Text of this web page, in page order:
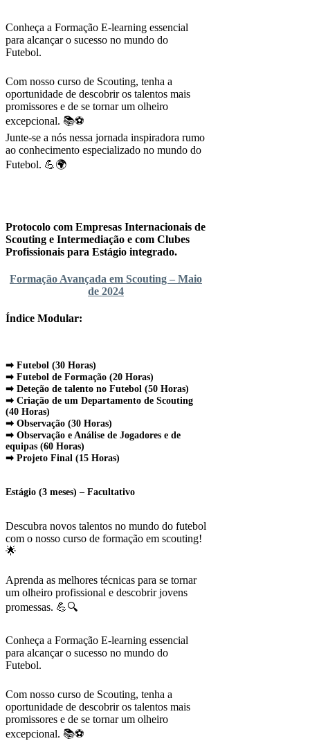
Conheça a Formação E-learning essencial
para alcançar o sucesso no mundo do
Futebol.
Com nosso curso de Scouting, tenha a
oportunidade de descobrir os talentos mais
promissores e de se tornar um olheiro
excepcional. 📚⚽️
Junte-se a nós nessa jornada inspiradora rumo
ao conhecimento especializado no mundo do
Futebol. 💪🌍
Protocolo com Empresas Internacionais de
Scouting e Intermediação e com Clubes
Profissionais para Estágio integrado.
Formação Avançada em Scouting – Maio
de 2024
Índice Modular:
➡ Futebol (30 Horas)
➡ Futebol de Formação (20 Horas)
➡ Deteção de talento no Futebol (50 Horas)
➡ Criação de um Departamento de Scouting
(40 Horas)
➡ Observação (30 Horas)
➡ Observação e Análise de Jogadores e de
equipas (60 Horas)
➡ Projeto Final (15 Horas)
Estágio (3 meses) – Facultativo
Descubra novos talentos no mundo do futebol
com o nosso curso de formação em scouting!
🌟
Aprenda as melhores técnicas para se tornar
um olheiro profissional e descobrir jovens
promessas. 💪🔍
Conheça a Formação E-learning essencial
para alcançar o sucesso no mundo do
Futebol.
Com nosso curso de Scouting, tenha a
oportunidade de descobrir os talentos mais
promissores e de se tornar um olheiro
excepcional. 📚⚽️